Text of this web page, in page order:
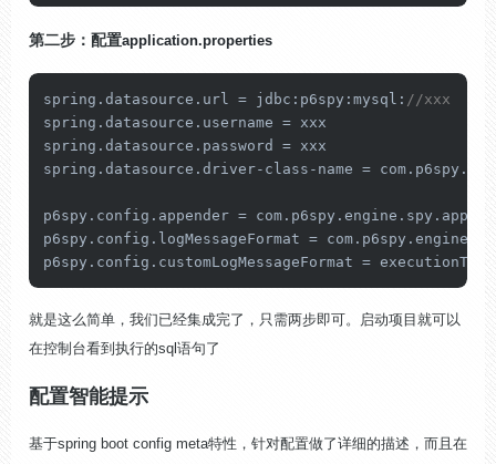
第二步：配置application.properties
spring.datasource.url = jdbc:p6spy:mysql: //xxx
spring.datasource.username = xxx
spring.datasource.password = xxx
spring.datasource.driver-class-name =
p6spy.config.appender =
p6spy.config.logMessageFormat =
p6spy.config.customLogMessageFormat =
就是这么简单，我们已经集成完了，只需两步即可。启动项目就可以
在控制台看到执行的sql语句了
配置智能提示
基于spring boot config meta特性，针对配置做了详细的描述，而且在